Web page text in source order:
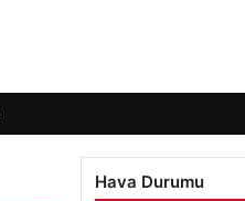
Hava Durumu